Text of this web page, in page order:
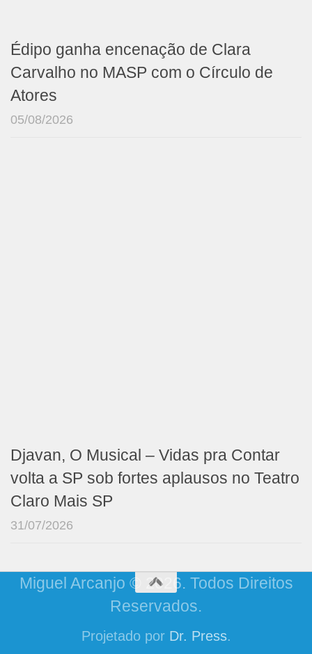
Édipo ganha encenação de Clara
Carvalho no MASP com o Círculo de
Atores
05/08/2026
Djavan, O Musical – Vidas pra Contar
volta a SP sob fortes aplausos no Teatro
Claro Mais SP
31/07/2026
Miguel Arcanjo © 2026. Todos Direitos
Reservados.
Projetado por Dr. Press.